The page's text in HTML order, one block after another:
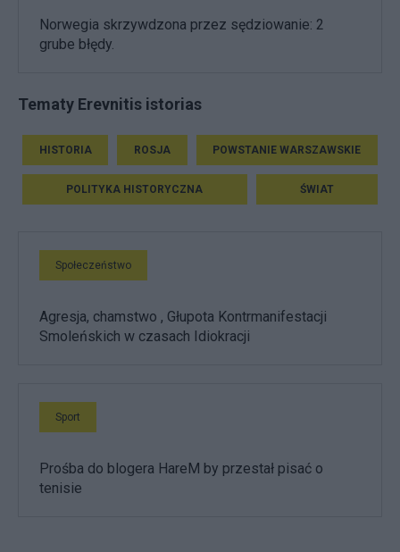
Norwegia skrzywdzona przez sędziowanie: 2
grube błędy.
Tematy Erevnitis istorias
HISTORIA ROSJA POWSTANIE WARSZAWSKIE
POLITYKA HISTORYCZNA ŚWIAT
Społeczeństwo
Agresja, chamstwo , Głupota Kontrmanifestacji
Smoleńskich w czasach Idiokracji
Sport
Prośba do blogera HareM by przestał pisać o
tenisie